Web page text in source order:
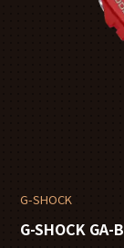
G-SHOCK
G-SHOCK GA-